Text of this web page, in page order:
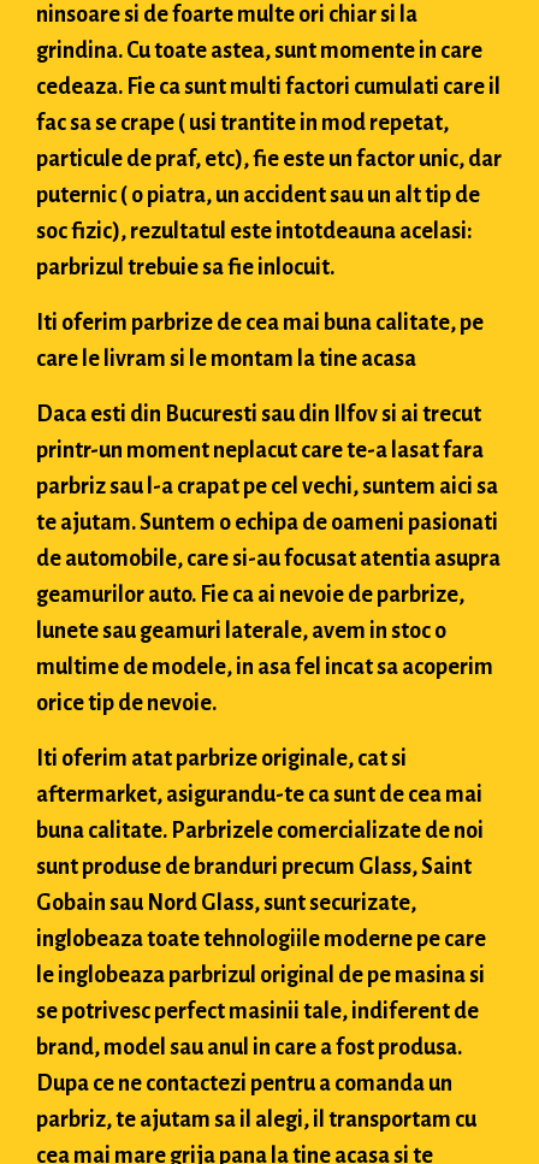
ninsoare si de foarte multe ori chiar si la
grindina. Cu toate astea, sunt momente in care
cedeaza. Fie ca sunt multi factori cumulati care il
fac sa se crape ( usi trantite in mod repetat,
particule de praf, etc), fie este un factor unic, dar
puternic ( o piatra, un accident sau un alt tip de
soc fizic), rezultatul este intotdeauna acelasi:
parbrizul trebuie sa fie inlocuit.
Iti oferim parbrize de cea mai buna calitate, pe
care le livram si le montam la tine acasa
Daca esti din Bucuresti sau din Ilfov si ai trecut
printr-un moment neplacut care te-a lasat fara
parbriz sau l-a crapat pe cel vechi, suntem aici sa
te ajutam. Suntem o echipa de oameni pasionati
de automobile, care si-au focusat atentia asupra
geamurilor auto. Fie ca ai nevoie de parbrize,
lunete sau geamuri laterale, avem in stoc o
multime de modele, in asa fel incat sa acoperim
orice tip de nevoie.
Iti oferim atat parbrize originale, cat si
aftermarket, asigurandu-te ca sunt de cea mai
buna calitate. Parbrizele comercializate de noi
sunt produse de branduri precum Glass, Saint
Gobain sau Nord Glass, sunt securizate,
inglobeaza toate tehnologiile moderne pe care
le inglobeaza parbrizul original de pe masina si
se potrivesc perfect masinii tale, indiferent de
brand, model sau anul in care a fost produsa.
Dupa ce ne contactezi pentru a comanda un
parbriz, te ajutam sa il alegi, il transportam cu
cea mai mare grija pana la tine acasa si te